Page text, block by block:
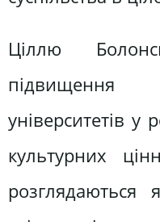
Ціллю
підвищення
університетів у
культурних
розглядаються